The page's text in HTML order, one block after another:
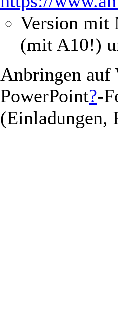
Version mit
(mit A10!)
Anbringen auf
PowerPoint?-